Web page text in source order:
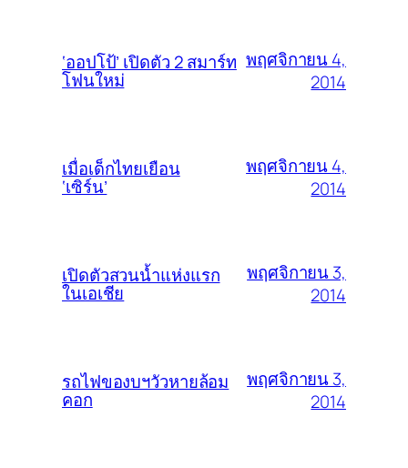
‘ออปโป้’ เปิดตัว 2 สมาร์ท
โฟนใหม่
พฤศจิกายน 4,
2014
เมื่อเด็กไทยเยือน
‘เซิร์น’
พฤศจิกายน 4,
2014
เปิดตัวสวนน้ำแห่งแรก
ในเอเชีย
พฤศจิกายน 3,
2014
รถไฟของบฯวัวหายล้อม
คอก
พฤศจิกายน 3,
2014